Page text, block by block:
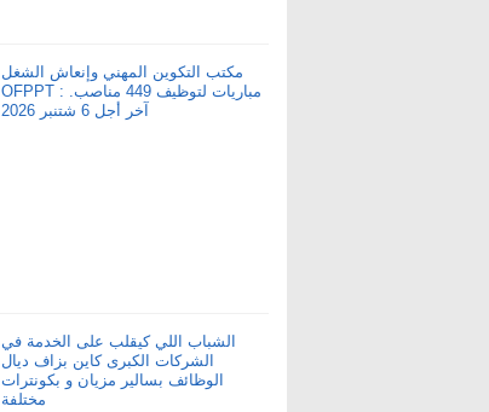
مكتب التكوين المهني وإنعاش الشغل
OFPPT : مباريات لتوظيف 449 مناصب.
آخر أجل 6 شتنبر 2026
الشباب اللي كيقلب على الخدمة في
الشركات الكبرى كاين بزاف ديال
الوظائف بسالير مزيان و بكونترات
مختلفة